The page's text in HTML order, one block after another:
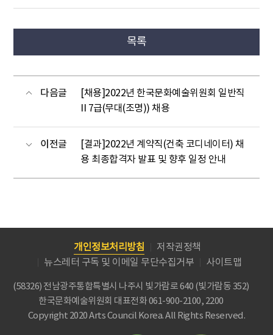
목록
다음글
[채용]2022년 한국문화예술위원회 일반직
II 7급(무대(조명)) 채용
이전글
[결과]2022년 계약직(건축 코디네이터) 채
용 최종합격자 발표 및 향후 일정 안내
개인정보처리방침
저작권정책
뉴스레터 구독 및 이메일 무단수집거부
사이트맵
(58326) 전남광주통합특별시 나주시 빛가람로 640 (빛가람동 352)
한국문화예술위원회 대표전화 061-900-2100, 2200
Copyright 2020 Arts Council Korea. All Rights Reserved.